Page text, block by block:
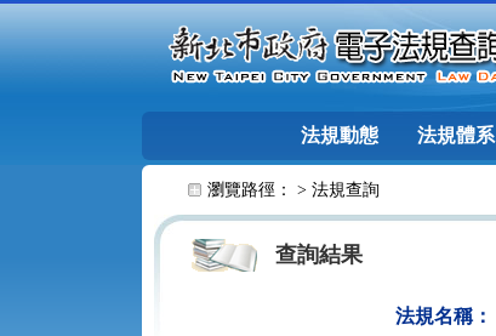
法規動態 法規體系
瀏覽路徑： > 法規查詢
查詢結果
法規名稱：